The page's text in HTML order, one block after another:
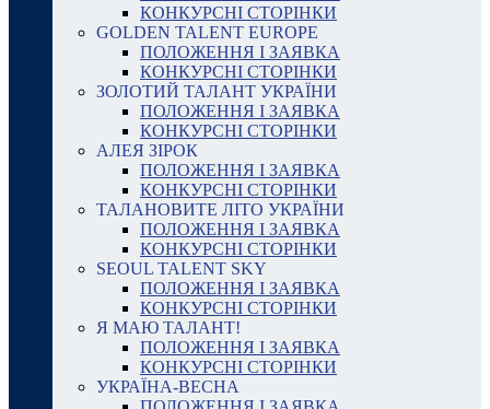
КОНКУРСНІ СТОРІНКИ
GOLDEN TALENT EUROPE
ПОЛОЖЕННЯ І ЗАЯВКА
КОНКУРСНІ СТОРІНКИ
ЗОЛОТИЙ ТАЛАНТ УКРАЇНИ
ПОЛОЖЕННЯ І ЗАЯВКА
КОНКУРСНІ СТОРІНКИ
АЛЕЯ ЗІРОК
ПОЛОЖЕННЯ І ЗАЯВКА
КОНКУРСНІ СТОРІНКИ
ТАЛАНОВИТЕ ЛІТО УКРАЇНИ
ПОЛОЖЕННЯ І ЗАЯВКА
КОНКУРСНІ СТОРІНКИ
SEOUL TALENT SKY
ПОЛОЖЕННЯ І ЗАЯВКА
КОНКУРСНІ СТОРІНКИ
Я МАЮ ТАЛАНТ!
ПОЛОЖЕННЯ І ЗАЯВКА
КОНКУРСНІ СТОРІНКИ
УКРАЇНА-ВЕСНА